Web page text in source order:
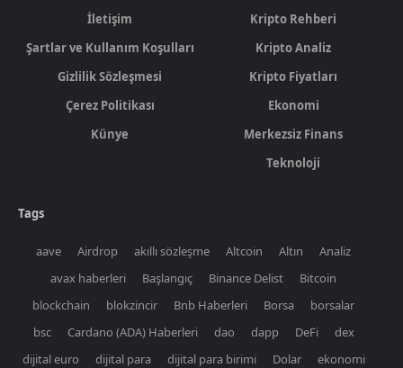
İletişim
Şartlar ve Kullanım Koşulları
Gizlilik Sözleşmesi
Çerez Politikası
Künye
Kripto Rehberi
Kripto Analiz
Kripto Fiyatları
Ekonomi
Merkezsiz Finans
Teknoloji
Tags
aave Airdrop akıllı sözleşme Altcoin Altın
Analiz
avax haberleri
Başlangıç Binance Delist
Bitcoin
blockchain
blokzincir Bnb Haberleri Borsa
borsalar
bsc
Cardano (ADA) Haberleri dao dapp DeFi
dex
dijital euro
dijital para dijital para birimi Dolar
ekonomi